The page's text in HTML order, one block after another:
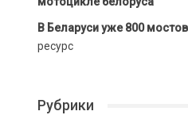
В Беларуси уже 800
ресурс
Рубрики